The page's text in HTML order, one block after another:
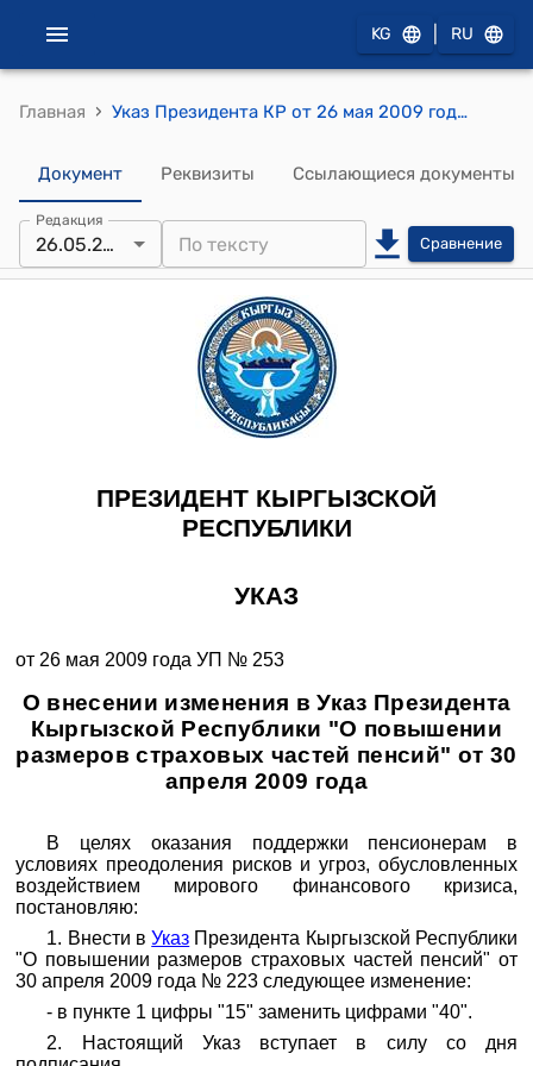
KG RU
Главная › Указ Президента КР от 26 мая 2009 года УП № 253 "О внесении изменения в Указ Президента Кыргызской Республики "О повышении размеров страховых частей пенсий" от 30 апреля 2009 года"
Документ Реквизиты Ссылающиеся документы
Редакция
26.05.2009 Сравнение